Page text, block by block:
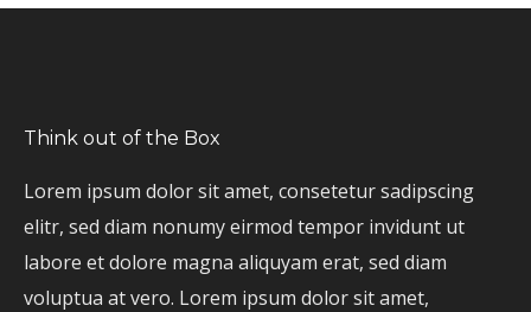
Think out of the Box
Lorem ipsum dolor sit amet, consetetur sadipscing
elitr, sed diam nonumy eirmod tempor invidunt ut
labore et dolore magna aliquyam erat, sed diam
voluptua at vero. Lorem ipsum dolor sit amet,